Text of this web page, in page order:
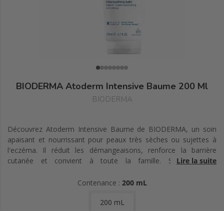
BIODERMA Atoderm Intensive Baume 200 Ml
BIODERMA
Découvrez Atoderm Intensive Baume de BIODERMA, un soin
apaisant et nourrissant pour peaux très sèches ou sujettes à
l'eczéma. Il réduit les démangeaisons, renforce la barrière
cutanée et convient à toute la famille. Sans parfum,
Lire la suite
Contenance : 200 mL
200 mL